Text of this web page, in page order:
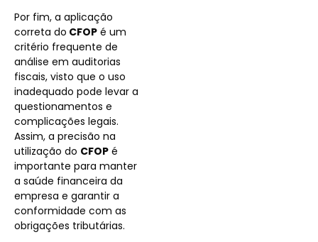
Por fim, a aplicação
correta do CFOP é um
critério frequente de
análise em auditorias
fiscais, visto que o uso
inadequado pode levar a
questionamentos e
complicações legais.
Assim, a precisão na
utilização do CFOP é
importante para manter
a saúde financeira da
empresa e garantir a
conformidade com as
obrigações tributárias.